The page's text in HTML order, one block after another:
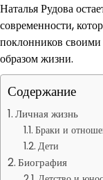
Наталья Рудова
современности,
поклонников
образом жизни.
Содержание
Личная жизнь
Браки и
Дети
Биография